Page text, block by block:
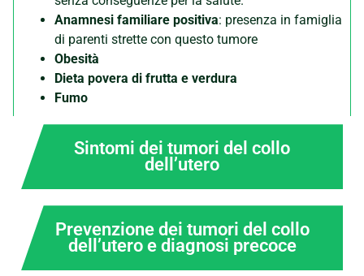
Anamnesi familiare positiva: presenza in famiglia
di parenti strette con questo tumore
Obesità
Dieta povera di frutta e verdura
Fumo
Sintomi dei tumori del collo
dell’utero
Prevenzione dei tumori del collo
dell’utero e diagnosi precoce